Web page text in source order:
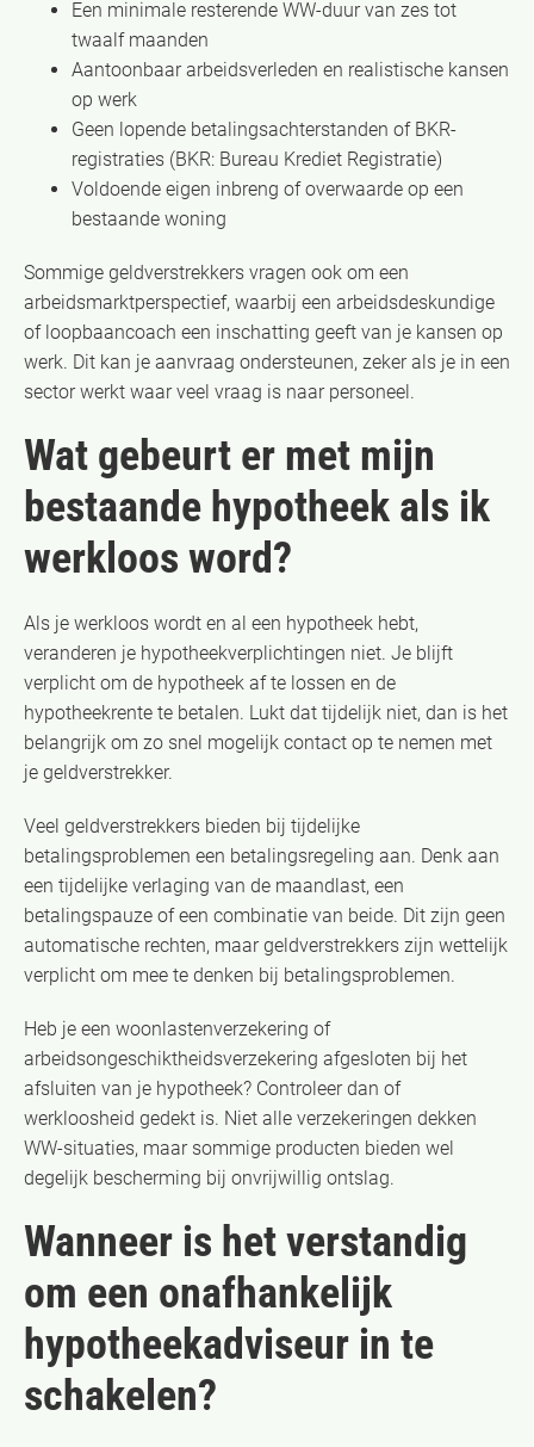
Een minimale resterende WW-duur van zes tot
twaalf maanden
Aantoonbaar arbeidsverleden en realistische kansen
op werk
Geen lopende betalingsachterstanden of BKR-
registraties (BKR: Bureau Krediet Registratie)
Voldoende eigen inbreng of overwaarde op een
bestaande woning
Sommige geldverstrekkers vragen ook om een
arbeidsmarktperspectief, waarbij een arbeidsdeskundige
of loopbaancoach een inschatting geeft van je kansen op
werk. Dit kan je aanvraag ondersteunen, zeker als je in een
sector werkt waar veel vraag is naar personeel.
Wat gebeurt er met mijn
bestaande hypotheek als ik
werkloos word?
Als je werkloos wordt en al een hypotheek hebt,
veranderen je hypotheekverplichtingen niet. Je blijft
verplicht om de hypotheek af te lossen en de
hypotheekrente te betalen. Lukt dat tijdelijk niet, dan is het
belangrijk om zo snel mogelijk contact op te nemen met
je geldverstrekker.
Veel geldverstrekkers bieden bij tijdelijke
betalingsproblemen een betalingsregeling aan. Denk aan
een tijdelijke verlaging van de maandlast, een
betalingspauze of een combinatie van beide. Dit zijn geen
automatische rechten, maar geldverstrekkers zijn wettelijk
verplicht om mee te denken bij betalingsproblemen.
Heb je een woonlastenverzekering of
arbeidsongeschiktheidsverzekering afgesloten bij het
afsluiten van je hypotheek? Controleer dan of
werkloosheid gedekt is. Niet alle verzekeringen dekken
WW-situaties, maar sommige producten bieden wel
degelijk bescherming bij onvrijwillig ontslag.
Wanneer is het verstandig
om een onafhankelijk
hypotheekadviseur in te
schakelen?